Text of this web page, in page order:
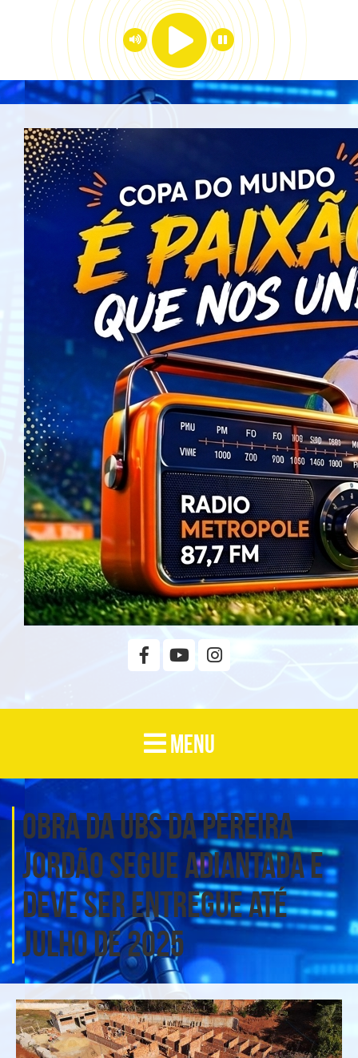
MENU
Obra da UBS da Pereira
Jordão segue adiantada e
deve ser entregue até
julho de 2025